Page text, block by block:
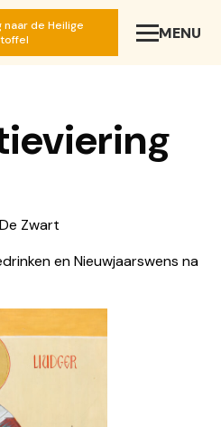
naar de Heilige
MENU
SLUIT
Zwart
en Nieuwjaarswens na